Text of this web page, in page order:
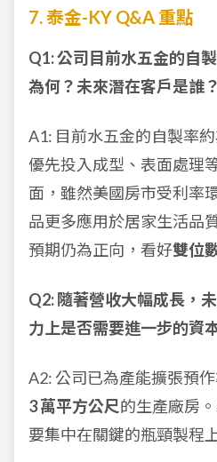
7. 泰金-KY Q&A 重點
Q1: 公司目前水五金的自
為何？未來潛在客戶是誰？
A1: 目前水五金的自製率
優先投入成型、表面處理
面，雖然美國房市受利率
品更多應用於居家生活品
預期仍為正向，看好雙位
Q2: 隨著營收大幅成長，
力上是否需要進一步的資
A2: 公司已為產能擴張預
3 萬平方公尺的生產廠房
要集中在關鍵的瓶頸製程